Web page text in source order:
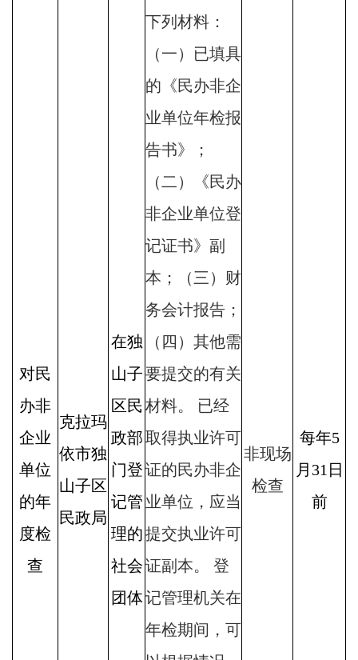
对民
办非
企业
单位
的年
度检
查
克拉玛
依市独
山子区
民政局
在独
山子
区民
政部
门登
记管
理的
社会
团体
下列材料：
（一）已填具
的《民办非企
业单位年检报
告书》；
（二）《民办
非企业单位登
记证书》副
本；（三）财
务会计报告；
（四）其他需
要提交的有关
材料。 已经
取得执业许可
证的民办非企
业单位，应当
提交执业许可
证副本。 登
记管理机关在
年检期间，可
非现场
检查
每年5
月31日
前